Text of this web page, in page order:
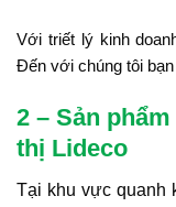
Với triết lý kinh
Đến với chúng tôi
2 – Sản
thị Lideco
Tại khu vực quanh